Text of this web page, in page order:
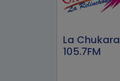
La Chukara
105.7FM